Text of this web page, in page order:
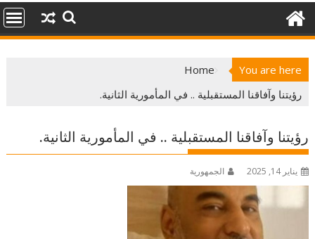
You are here
Home
رؤيتنا وآفاقنا المستقبلية .. في المأمورية الثانية.
رؤيتنا وآفاقنا المستقبلية .. في المأمورية الثانية.
يناير 14, 2025 الجمهورية